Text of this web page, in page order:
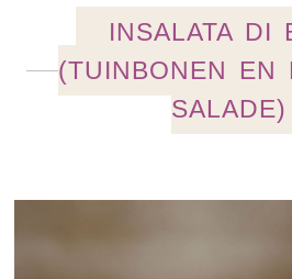
INSALATA DI
(TUINBONEN EN
SALADE)